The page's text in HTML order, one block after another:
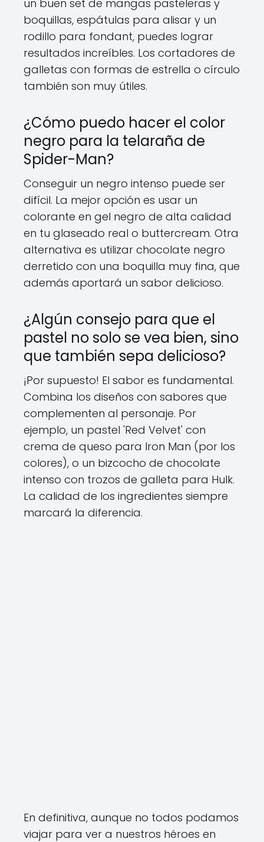
un buen set de mangas pasteleras y
boquillas, espátulas para alisar y un
rodillo para fondant, puedes lograr
resultados increíbles. Los cortadores de
galletas con formas de estrella o círculo
también son muy útiles.
¿Cómo puedo hacer el color
negro para la telaraña de
Spider-Man?
Conseguir un negro intenso puede ser
difícil. La mejor opción es usar un
colorante en gel negro de alta calidad
en tu glaseado real o buttercream. Otra
alternativa es utilizar chocolate negro
derretido con una boquilla muy fina, que
además aportará un sabor delicioso.
¿Algún consejo para que el
pastel no solo se vea bien, sino
que también sepa delicioso?
¡Por supuesto! El sabor es fundamental.
Combina los diseños con sabores que
complementen al personaje. Por
ejemplo, un pastel 'Red Velvet' con
crema de queso para Iron Man (por los
colores), o un bizcocho de chocolate
intenso con trozos de galleta para Hulk.
La calidad de los ingredientes siempre
marcará la diferencia.
En definitiva, aunque no todos podamos
viajar para ver a nuestros héroes en